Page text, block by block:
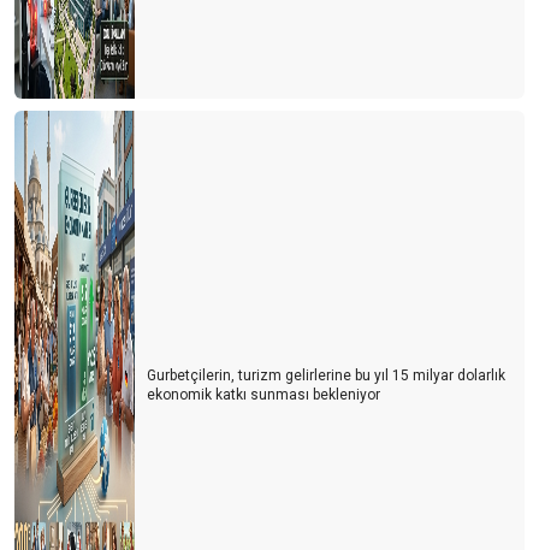
Gurbetçilerin, turizm gelirlerine bu yıl 15 milyar dolarlık
ekonomik katkı sunması bekleniyor